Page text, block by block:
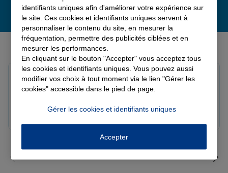
Derniers avis de nos agences Allianz
Le 05/08/2026 - Agence FORT DE FRANCE
Yori A.
identifiants uniques afin d'améliorer votre expérience sur
le site. Ces cookies et identifiants uniques servent à
personnaliser le contenu du site, en mesurer la
fréquentation, permettre des publicités ciblées et en
mesurer les performances.
En cliquant sur le bouton "Accepter" vous acceptez tous
les cookies et identifiants uniques. Vous pouvez aussi
modifier vos choix à tout moment via le lien "Gérer les
cookies" accessible dans le pied de page.
Gérer les cookies et identifiants uniques
Accepter